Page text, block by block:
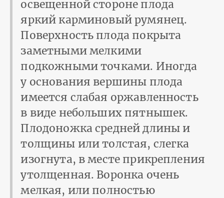
освещенной стороне плода
яркий карминовый румянец.
Поверхность плода покрыта
заметными мелкими
подкожными точками. Иногда
у основания вершины плода
имеется слабая оржавленность
в виде небольших пятнышек.
Плодоножка средней длины и
толщины или толстая, слегка
изогнута, в месте прикрепления
утолщенная. Воронка очень
мелкая, или полностью